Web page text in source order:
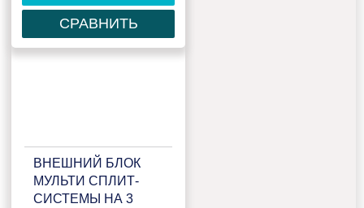
СРАВНИТЬ
ВНЕШНИЙ БЛОК
МУЛЬТИ СПЛИТ-
СИСТЕМЫ НА 3